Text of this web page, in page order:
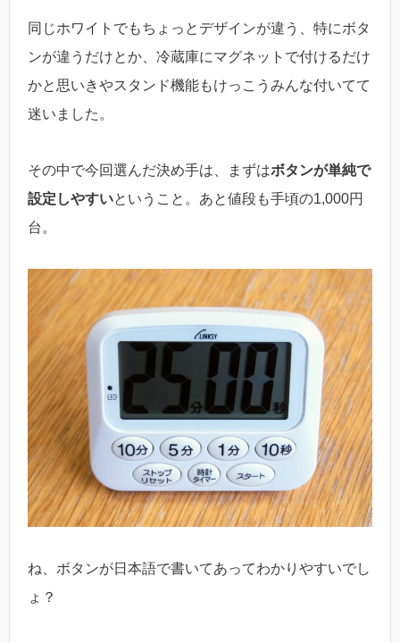
同じホワイトでもちょっとデザインが違う、特にボタ
ンが違うだけとか、冷蔵庫にマグネットで付けるだけ
かと思いきやスタンド機能もけっこうみんな付いてて
迷いました。
その中で今回選んだ決め手は、まずはボタンが単純で
設定しやすいということ。あと値段も手頃の1,000円
台。
ね、ボタンが日本語で書いてあってわかりやすいでし
ょ？